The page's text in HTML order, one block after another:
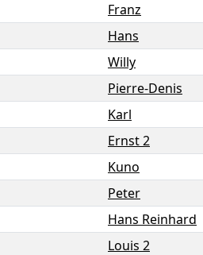
Franz
Hans
Willy
Pierre-Denis
Karl
Ernst 2
Kuno
Peter
Hans Reinhard
Louis 2